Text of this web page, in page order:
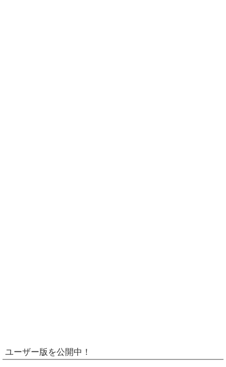
ユーザー版を公開中！